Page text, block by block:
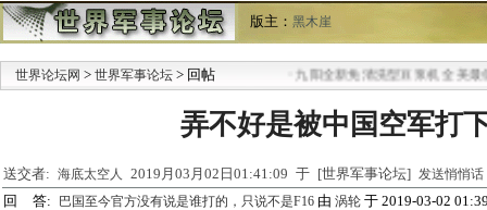
版主： 黑木崖
世界论坛网 > 世界军事论坛 > 回帖 九阳全新免清洗型豆浆机 全美最低
弄不好是被中国空军打
送交者: 海底太空人 2019月03月02日01:41:09 于 [世界军事论坛] 发送悄悄话
回 答: 巴国至今官方没有说是谁打的，只说不是F16 由 涡轮 于 2019-03-02